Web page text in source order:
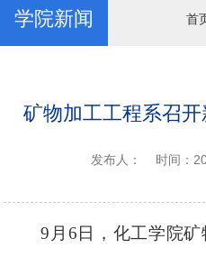
学院新闻 首
矿物加工工程系召
发布人： 时间：
9 月 6 日，化工学院